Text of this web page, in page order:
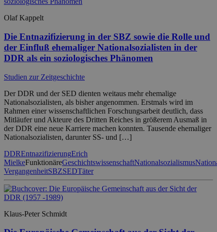
Olaf Kappelt
Die Entnazifizierung in der SBZ sowie die Rolle und
der Einfluß ehemaliger Nationalsozialisten in der
DDR als ein soziologisches Phänomen
Studien zur Zeitgeschichte
Der DDR und der SED dienten weitaus mehr ehemalige
Nationalsozialisten, als bisher angenommen. Erstmals wird im
Rahmen einer wissenschaftlichen Forschungsarbeit deutlich, dass
Mitläufer und Akteure des Dritten Reiches in größerem Ausmaß in
der DDR eine neue Karriere machen konnten. Tausende ehemaliger
Nationalsozialisten, darunter SS- und […]
DDREntnazifizierungErich
MielkeFunktionäreGeschichtswissenschaftNationalsozialismus
VergangenheitSBZSEDTäter
Klaus-Peter Schmidt